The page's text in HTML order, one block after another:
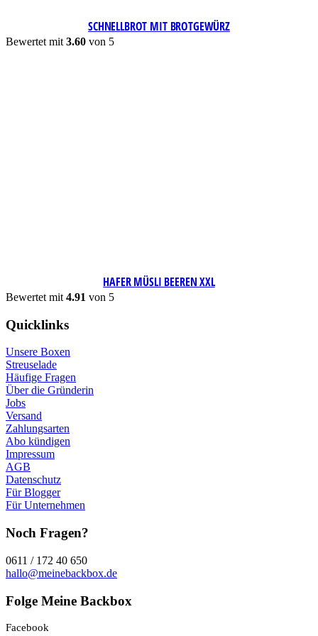
SCHNELLBROT MIT BROTGEWÜRZ
Bewertet mit 3.60 von 5
HAFER MÜSLI BEEREN XXL
Bewertet mit 4.91 von 5
Quicklinks
Unsere Boxen
Streuselade
Häufige Fragen
Über die Gründerin
Jobs
Versand
Zahlungsarten
Abo kündigen
Impressum
AGB
Datenschutz
Für Blogger
Für Unternehmen
Noch Fragen?
0611 / 172 40 650
hallo@meinebackbox.de
Folge Meine Backbox
Facebook